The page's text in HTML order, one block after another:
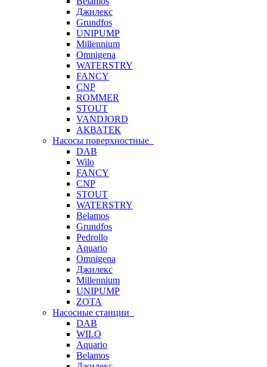
Джилекс
Grundfos
UNIPUMP
Millennium
Omnigena
WATERSTRY
FANCY
CNP
ROMMER
STOUT
VANDJORD
АКВАТЕК
Насосы поверхностные
DAB
Wilo
FANCY
CNP
STOUT
WATERSTRY
Belamos
Grundfos
Pedrollo
Aquario
Omnigena
Джилекс
Millennium
UNIPUMP
ZOTA
Насосные станции
DAB
WILO
Aquario
Belamos